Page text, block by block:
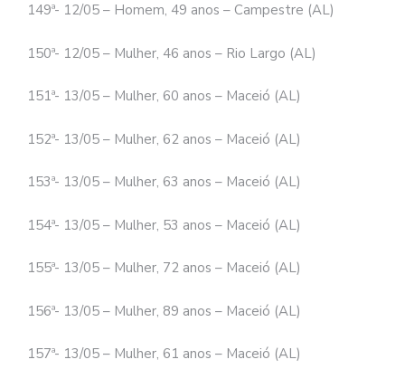
149ª- 12/05 – Homem, 49 anos – Campestre (AL)
150ª- 12/05 – Mulher, 46 anos – Rio Largo (AL)
151ª- 13/05 – Mulher, 60 anos – Maceió (AL)
152ª- 13/05 – Mulher, 62 anos – Maceió (AL)
153ª- 13/05 – Mulher, 63 anos – Maceió (AL)
154ª- 13/05 – Mulher, 53 anos – Maceió (AL)
155ª- 13/05 – Mulher, 72 anos – Maceió (AL)
156ª- 13/05 – Mulher, 89 anos – Maceió (AL)
157ª- 13/05 – Mulher, 61 anos – Maceió (AL)